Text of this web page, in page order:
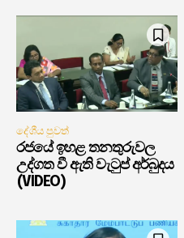
දේශීය පුවත්
රජයේ ඉහළ තනතුරුවල
උද්ගත වී ඇති වැටුප් අර්බුදය
(VIDEO)